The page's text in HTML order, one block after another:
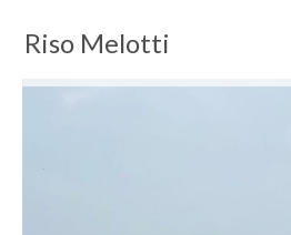
Riso Melotti